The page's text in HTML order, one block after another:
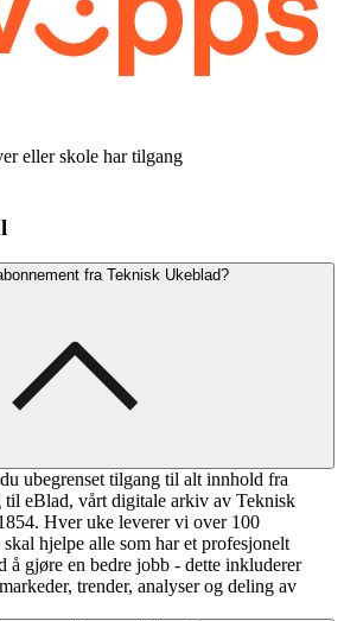
eller skole har tilgang
fra Teknisk Ukeblad?
ubegrenset tilgang til alt innhold fra
eBlad, vårt digitale arkiv av Teknisk
Hver uke leverer vi over 100
hjelpe alle som har et profesjonelt
gjøre en bedre jobb - dette inkluderer
trender, analyser og deling av